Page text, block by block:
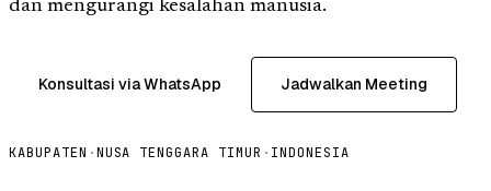
dan mengurangi kesalahan manusia.
Konsultasi via WhatsApp Jadwalkan Meeting
KABUPATEN ·NUSA TENGGARA TIMUR · INDONESIA